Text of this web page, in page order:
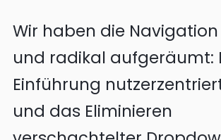
Wir haben die Navigation
und radikal aufgeräumt:
Einführung
und das Eliminieren